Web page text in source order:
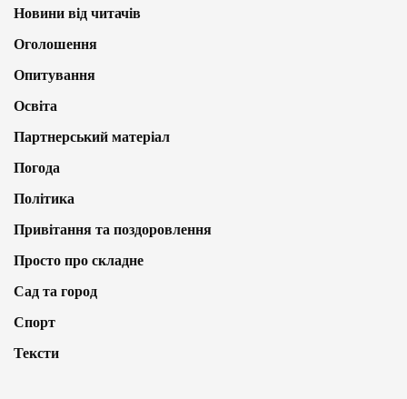
Новини від читачів
Оголошення
Опитування
Освіта
Партнерський матеріал
Погода
Політика
Привітання та поздоровлення
Просто про складне
Сад та город
Спорт
Тексти